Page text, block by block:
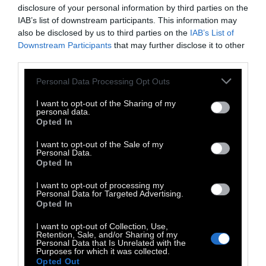
disclosure of your personal information by third parties on the
IAB’s list of downstream participants. This information may
also be disclosed by us to third parties on the IAB’s List of
Downstream Participants that may further disclose it to other
Personal Data Processing Opt Outs
I want to opt-out of the Sharing of my
personal data.
Opted In
I want to opt-out of the Sale of my
Personal Data.
Opted In
I want to opt-out of processing my
Personal Data for Targeted Advertising.
Opted In
I want to opt-out of Collection, Use,
Retention, Sale, and/or Sharing of my
Personal Data that Is Unrelated with the
Purposes for which it was collected.
Opted Out
Ιατρού και συγγραφέα Ira Byock, The Best
Care Possible: A Physician’s Quest to
Transform Care Through the End of Life (Η
ενός ιατρού για να μεταμορφώσει τη
φροντίδα στο τέλος της ζωής, εκδ. Avery,
2012). Η Μάργκαρετ Μιντ (16 Δεκεμβρίου 1901-
15 Νοεμβρίου 1978) ήταν Αμερικανή
ανθρωπολόγος και επιστήμονας του 20ου
αιώνα. Η συμβολή της στη μελέτη των
στη μεταμόρφωση του τρόπου που βλέπουμε
και μελετάμε τα διαφορετικά κοινωνικο-
πολιτισμικά πλαίσια του κόσμου. Αφιέρωσε τη
ζωή της στο να εξαλείψει προκαταλήψεις
όπως εκείνη των «ανώτερων κοινωνικών